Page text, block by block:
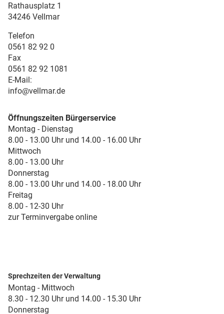
Rathausplatz 1
34246 Vellmar
Telefon
0561 82 92 0
Fax
0561 82 92 1081
E-Mail:
info@vellmar.de
Öffnungszeiten Bürgerservice
Montag - Dienstag
8.00 - 13.00 Uhr und 14.00 - 16.00 Uhr
Mittwoch
8.00 - 13.00 Uhr
Donnerstag
8.00 - 13.00 Uhr und 14.00 - 18.00 Uhr
Freitag
8.00 - 12-30 Uhr
zur Terminvergabe online
Sprechzeiten der Verwaltung
Montag - Mittwoch
8.30 - 12.30 Uhr und 14.00 - 15.30 Uhr
Donnerstag